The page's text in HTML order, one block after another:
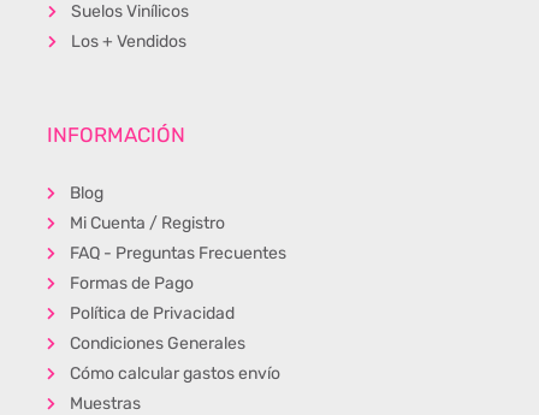
Suelos Vinílicos
Los + Vendidos
INFORMACIÓN
Blog
Mi Cuenta / Registro
FAQ - Preguntas Frecuentes
Formas de Pago
Política de Privacidad
Condiciones Generales
Cómo calcular gastos envío
Muestras